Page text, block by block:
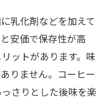
乳化剤などを加えて
安価で保存性が高
ットがあります。味
りません。コーヒー
さりとした後味を楽